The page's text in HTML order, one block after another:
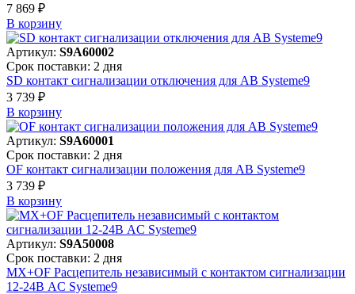
7 869 ₽
В корзинy
Артикул: S9A60002
Срок поставки: 2 дня
SD контакт сигнализации отключения для АВ Systeme9
3 739 ₽
В корзинy
Артикул: S9A60001
Срок поставки: 2 дня
OF контакт сигнализации положения для АВ Systeme9
3 739 ₽
В корзинy
Артикул: S9A50008
Срок поставки: 2 дня
MX+OF Расцепитель независимый с контактом сигнализации
12-24В AC Systeme9